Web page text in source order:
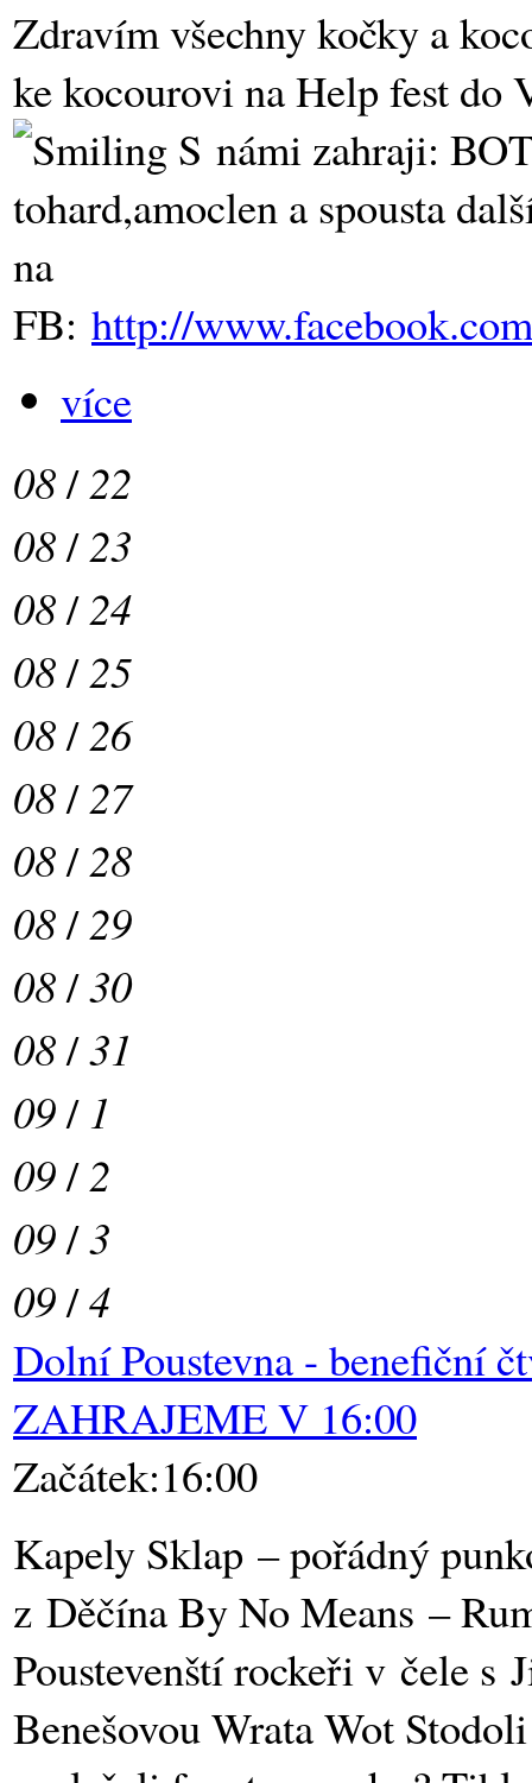
Zdravím všechny kočky a
ke kocourovi na Help fest do
S námi zahraji:
tohard,amoclen a spousta
na
FB: http://
více
08/22
08/23
08/24
08/25
08/26
08/27
08/28
08/29
08/30
08/31
09/1
09/2
09/3
09/4
Dolní Poustevna - benefiční
ZAHRAJEME V 16:00
Začátek:16:00
Kapely Sklap – pořádný
z Děčína By No Means –
Poustevenští rockeři v čele s
Benešovou Wrata Wot